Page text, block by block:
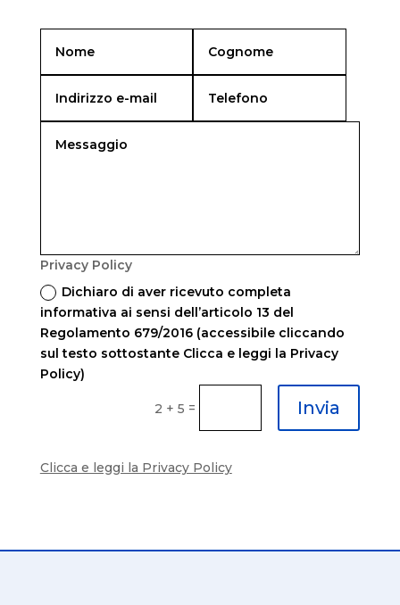
Privacy Policy
Dichiaro di aver ricevuto completa
informativa ai sensi dell’articolo 13 del
Regolamento 679/2016 (accessibile cliccando
sul testo sottostante Clicca e leggi la Privacy
Policy)
2 + 5 = Invia
Clicca e leggi la Privacy Policy